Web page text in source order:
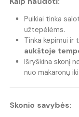
Puikiai tinka
užtepėlėms.
Tinka kepimui ir
aukštoje
Išryškina skonį
nuo makaronų
Skonio savybės: